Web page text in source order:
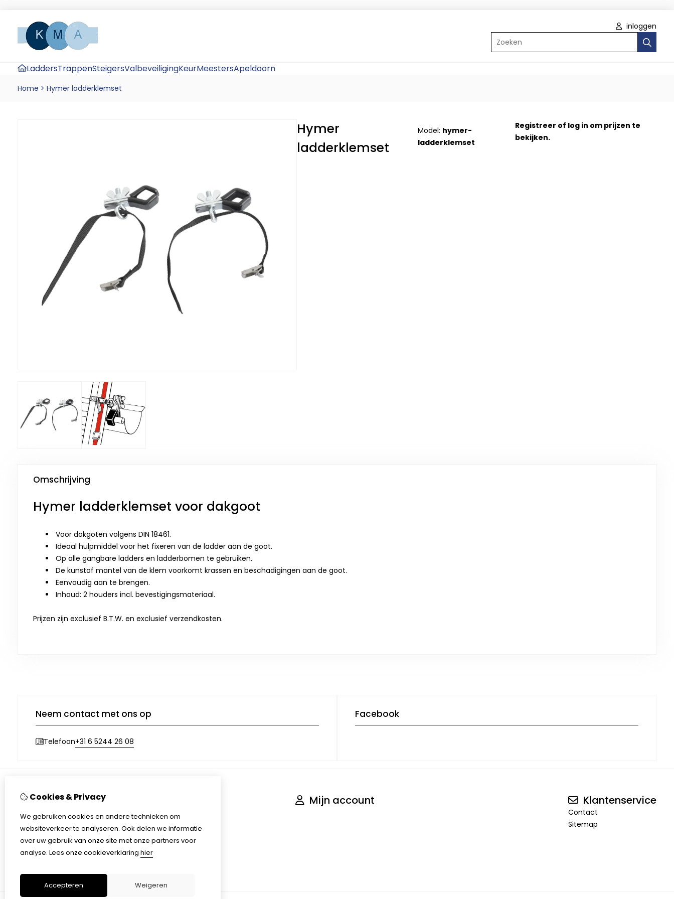
inloggen
Zoeken
LaddersTrappenSteigersValbeveiligingKeurMeestersApeldoorn
Home > Hymer ladderklemset
Hymer
ladderklemset
Model: hymer-
ladderklemset
Registreer of log in om prijzen te
bekijken.
Omschrijving
Hymer ladderklemset voor dakgoot
Voor dakgoten volgens DIN 18461.
Ideaal hulpmiddel voor het fixeren van de ladder aan de goot.
Op alle gangbare ladders en ladderbomen te gebruiken.
De kunstof mantel van de klem voorkomt krassen en beschadigingen aan de goot.
Eenvoudig aan te brengen.
Inhoud: 2 houders incl. bevestigingsmateriaal.
Prijzen zijn exclusief B.T.W. en exclusief verzendkosten.
Neem contact met ons op
Telefoon+31 6 5244 26 08
Facebook
Informatie
Over ons
Waarom keuren?
Privacyverklaring
Mijn account Klantenservice
Contact
Sitemap
Cookies & Privacy
We gebruiken cookies en andere technieken om
websiteverkeer te analyseren. Ook delen we informatie
over uw gebruik van onze site met onze partners voor
analyse. Lees onze cookieverklaring hier
Accepteren Weigeren